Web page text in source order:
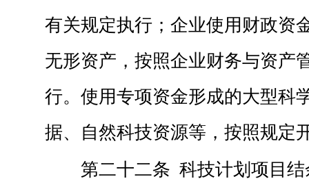
有关规定执行；企业使用财政资
无形资产，按照企业财务与资产
行。使用专项资金形成的大型科
据、自然科技资源等，按照规定
第二十二条 科技计划项目